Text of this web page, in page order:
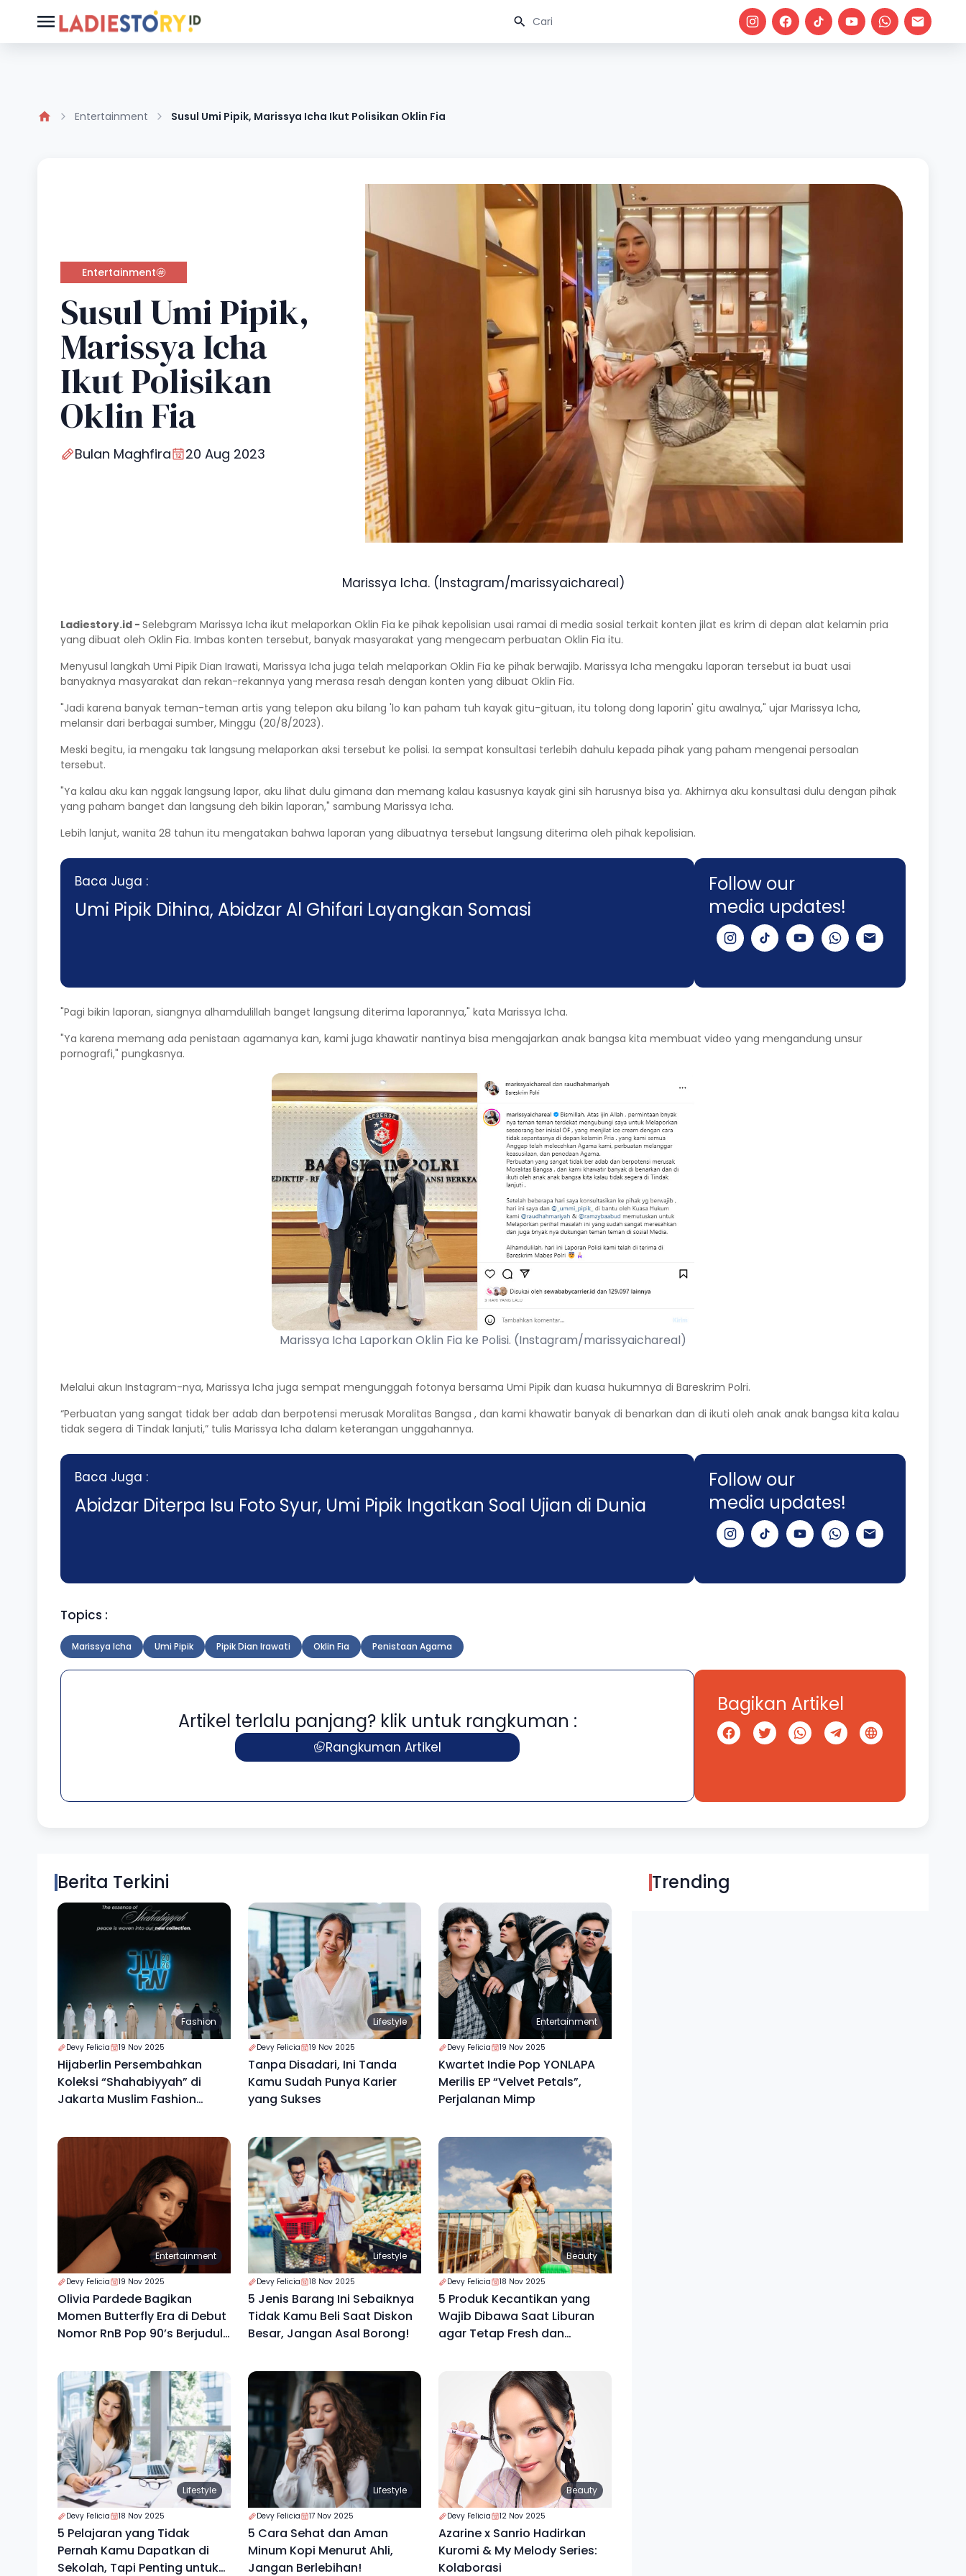
Entertainment Susul Umi Pipik, Marissya Icha Ikut Polisikan Oklin Fia
Entertainment
Susul Umi Pipik,
Marissya Icha
Ikut Polisikan
Oklin Fia
Bulan Maghfira 20 Aug 2023
Marissya Icha. (Instagram/marissyaichareal)
Ladiestory.id - Selebgram Marissya Icha ikut melaporkan Oklin Fia ke pihak kepolisian usai ramai di media sosial terkait konten jilat es krim di depan alat kelamin pria
yang dibuat oleh Oklin Fia. Imbas konten tersebut, banyak masyarakat yang mengecam perbuatan Oklin Fia itu.
Menyusul langkah Umi Pipik Dian Irawati, Marissya Icha juga telah melaporkan Oklin Fia ke pihak berwajib. Marissya Icha mengaku laporan tersebut ia buat usai
banyaknya masyarakat dan rekan-rekannya yang merasa resah dengan konten yang dibuat Oklin Fia.
"Jadi karena banyak teman-teman artis yang telepon aku bilang 'lo kan paham tuh kayak gitu-gituan, itu tolong dong laporin' gitu awalnya," ujar Marissya Icha,
melansir dari berbagai sumber, Minggu (20/8/2023).
Meski begitu, ia mengaku tak langsung melaporkan aksi tersebut ke polisi. Ia sempat konsultasi terlebih dahulu kepada pihak yang paham mengenai persoalan
tersebut.
"Ya kalau aku kan nggak langsung lapor, aku lihat dulu gimana dan memang kalau kasusnya kayak gini sih harusnya bisa ya. Akhirnya aku konsultasi dulu dengan pihak
yang paham banget dan langsung deh bikin laporan," sambung Marissya Icha.
Lebih lanjut, wanita 28 tahun itu mengatakan bahwa laporan yang dibuatnya tersebut langsung diterima oleh pihak kepolisian.
Baca Juga :
Umi Pipik Dihina, Abidzar Al Ghifari Layangkan Somasi
Follow our
media updates!
"Pagi bikin laporan, siangnya alhamdulillah banget langsung diterima laporannya," kata Marissya Icha.
"Ya karena memang ada penistaan agamanya kan, kami juga khawatir nantinya bisa mengajarkan anak bangsa kita membuat video yang mengandung unsur
pornografi," pungkasnya.
Marissya Icha Laporkan Oklin Fia ke Polisi. (Instagram/marissyaichareal)
Melalui akun Instagram-nya, Marissya Icha juga sempat mengunggah fotonya bersama Umi Pipik dan kuasa hukumnya di Bareskrim Polri.
“Perbuatan yang sangat tidak ber adab dan berpotensi merusak Moralitas Bangsa , dan kami khawatir banyak di benarkan dan di ikuti oleh anak anak bangsa kita kalau
tidak segera di Tindak lanjuti,” tulis Marissya Icha dalam keterangan unggahannya.
Baca Juga :
Abidzar Diterpa Isu Foto Syur, Umi Pipik Ingatkan Soal Ujian di Dunia
Follow our
media updates!
Topics :
Marissya Icha Umi Pipik Pipik Dian Irawati Oklin Fia Penistaan Agama
Artikel terlalu panjang? klik untuk rangkuman :
Rangkuman Artikel
Bagikan Artikel
Berita Terkini
Fashion
Devy Felicia 19 Nov 2025
Hijaberlin Persembahkan
Koleksi “Shahabiyyah” di
Jakarta Muslim Fashion
Lifestyle
Devy Felicia 19 Nov 2025
Tanpa Disadari, Ini Tanda
Kamu Sudah Punya Karier
yang Sukses
Entertainment
Devy Felicia 19 Nov 2025
Kwartet Indie Pop YONLAPA
Merilis EP “Velvet Petals”,
Perjalanan Mimp
Entertainment
Devy Felicia 19 Nov 2025
Olivia Pardede Bagikan
Momen Butterfly Era di Debut
Nomor RnB Pop 90’s Berjudul
Lifestyle
Devy Felicia 18 Nov 2025
5 Jenis Barang Ini Sebaiknya
Tidak Kamu Beli Saat Diskon
Besar, Jangan Asal Borong!
Beauty
Devy Felicia 18 Nov 2025
5 Produk Kecantikan yang
Wajib Dibawa Saat Liburan
agar Tetap Fresh dan
Lifestyle
Devy Felicia 18 Nov 2025
5 Pelajaran yang Tidak
Pernah Kamu Dapatkan di
Sekolah, Tapi Penting untuk
Lifestyle
Devy Felicia 17 Nov 2025
5 Cara Sehat dan Aman
Minum Kopi Menurut Ahli,
Jangan Berlebihan!
Beauty
Devy Felicia 12 Nov 2025
Azarine x Sanrio Hadirkan
Kuromi & My Melody Series:
Kolaborasi
Trending